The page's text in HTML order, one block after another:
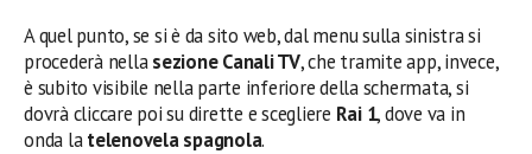
A quel punto, se si è da sito web, dal menu sulla sinistra si
procederà nellasezione Canali TV, che tramite app, invece,
è subito visibile nella parte inferiore della schermata, si
dovrà cliccare poi su dirette e scegliere Rai 1, dove va in
onda latelenovela spagnola.